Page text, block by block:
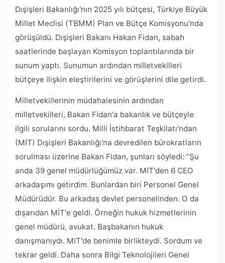
Dışişleri Bakanlığı'nın 2025 yılı bütçesi, Türkiye Büyük
Millet Meclisi (TBMM) Plan ve Bütçe Komisyonu'nda
görüşüldü. Dışişleri Bakanı Hakan Fidan, sabah
saatlerinde başlayan Komisyon toplantılarında bir
sunum yaptı. Sunumun ardından milletvekilleri
bütçeye ilişkin eleştirilerini ve görüşlerini dile getirdi.
Milletvekillerinin müdahalesinin ardından
milletvekilleri, Bakan Fidan'a bakanlık ve bütçeyle
ilgili sorularını sordu. Milli İstihbarat Teşkilatı'ndan
(MİT) Dışişleri Bakanlığı'na devredilen bürokratların
sorulması üzerine Bakan Fidan, şunları söyledi: “Şu
anda 39 genel müdürlüğümüz var. MIT'den 6 CEO
arkadaşımı getirdim. Bunlardan biri Personel Genel
Müdürüdür. Bu arkadaş devlet personelinden. O da
dışarıdan MİT'e geldi. Örneğin hukuk hizmetlerinin
genel müdürü, avukat. Başbakanın hukuk
danışmanıydı. MIT'de benimle birlikteydi. Sordum ve
tekrar geldi. Daha sonra Bilgi Teknolojileri Genel